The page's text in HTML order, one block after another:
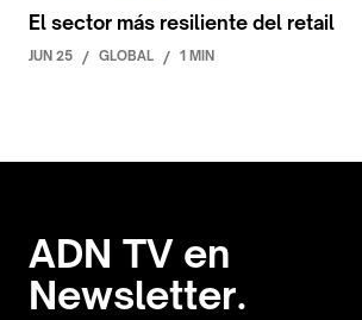
El sector más resiliente del retail
JUN 25 / GLOBAL / 1 MIN
ADN TV en
Newsletter.